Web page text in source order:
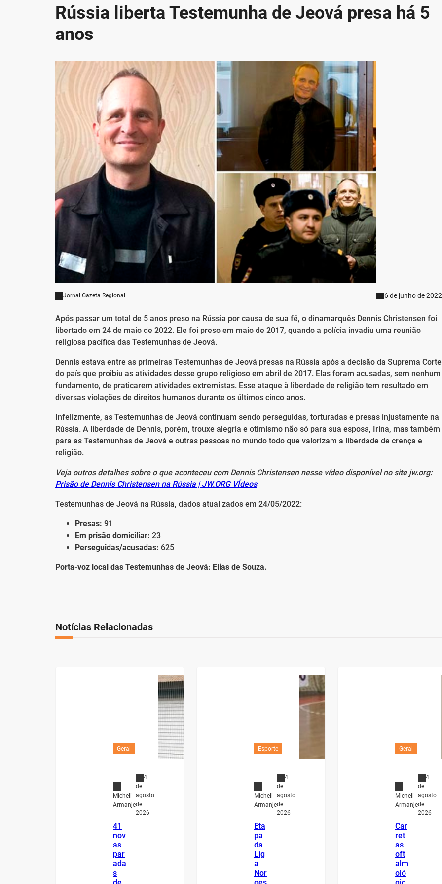
Rússia liberta Testemunha de Jeová presa há 5
anos
Jornal Gazeta Regional 6 de junho de 2022
Após passar um total de 5 anos preso na Rússia por causa de sua fé, o dinamarquês Dennis Christensen foi
libertado em 24 de maio de 2022. Ele foi preso em maio de 2017, quando a polícia invadiu uma reunião
religiosa pacífica das Testemunhas de Jeová.
Dennis estava entre as primeiras Testemunhas de Jeová presas na Rússia após a decisão da Suprema Corte
do país que proibiu as atividades desse grupo religioso em abril de 2017. Elas foram acusadas, sem nenhum
fundamento, de praticarem atividades extremistas. Esse ataque à liberdade de religião tem resultado em
diversas violações de direitos humanos durante os últimos cinco anos.
Infelizmente, as Testemunhas de Jeová continuam sendo perseguidas, torturadas e presas injustamente na
Rússia. A liberdade de Dennis, porém, trouxe alegria e otimismo não só para sua esposa, Irina, mas também
para as Testemunhas de Jeová e outras pessoas no mundo todo que valorizam a liberdade de crença e
religião.
Veja outros detalhes sobre o que aconteceu com Dennis Christensen nesse vídeo disponível no site jw.org:
Prisão de Dennis Christensen na Rússia | JW.ORG VÍdeos
Testemunhas de Jeová na Rússia, dados atualizados em 24/05/2022:
Presas: 91
Em prisão domiciliar: 23
Perseguidas/acusadas: 625
Porta-voz local das Testemunhas de Jeová: Elias de Souza.
Notícias Relacionadas
Geral
Micheli
Armanje
4
de
agosto
de
2026
41
nov
as
par
ada
s
Esporte
Micheli
Armanje
4
de
agosto
de
2026
Eta
pa
da
Lig
a
Nor
Geral
Micheli
Armanje
4
de
agosto
de
2026
Car
ret
as
oft
alm
oló